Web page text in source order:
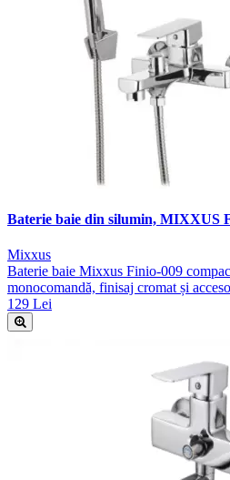
Baterie baie din silumin, MIXXUS
Mixxus
Baterie baie Mixxus Finio-009
monocomandă, finisaj cromat și
129 Lei